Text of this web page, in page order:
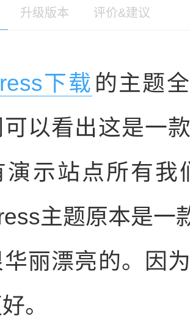
升级版本 评价&建议
下载 的主题
以看出这是一
演示站点所有
主题原本是一
丽漂亮的。因
。